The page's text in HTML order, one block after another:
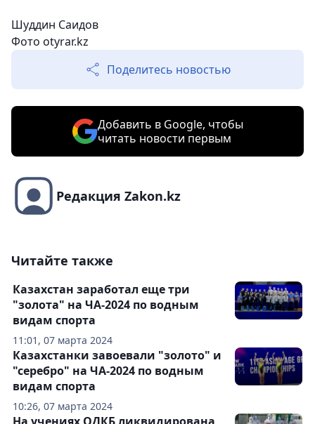
Шуддин Саидов
Фото otyrar.kz
Поделитесь новостью
Добавить в Google, чтобы
читать новости первым
Редакция Zakon.kz
Читайте также
11:01, 07 марта 2024
Казахстан заработал еще три
"золота" на ЧА-2024 по водным
видам спорта
10:26, 07 марта 2024
Казахстанки завоевали "золото" и
"серебро" на ЧА-2024 по водным
видам спорта